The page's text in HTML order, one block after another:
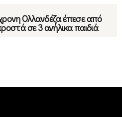
Ολλανδέζα έπεσε από
σε 3 ανήλικα παιδιά